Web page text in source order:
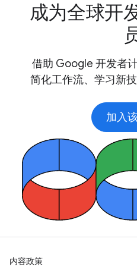
成为全球开
借助 Google 开发者
简化工作流、学习新
加入
内容政策